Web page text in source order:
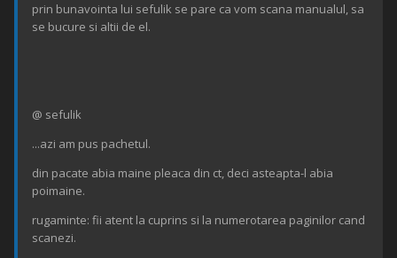
prin bunavointa lui sefulik se pare ca vom scana manualul, sa
se bucure si altii de el.
@ sefulik
...azi am pus pachetul.
din pacate abia maine pleaca din ct, deci asteapta-l abia
poimaine.
rugaminte: fii atent la cuprins si la numerotarea paginilor cand
scanezi.